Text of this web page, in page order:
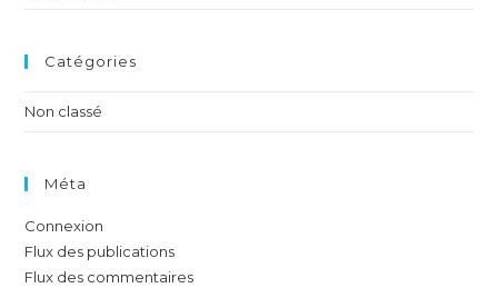
Catégories
Non classé
Méta
Connexion
Flux des publications
Flux des commentaires